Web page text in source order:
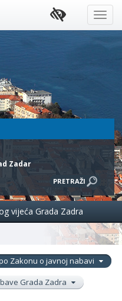
Zadar
vijeća Grada Zadra
Zakonu o javnoj nabavi
Grada Zadra